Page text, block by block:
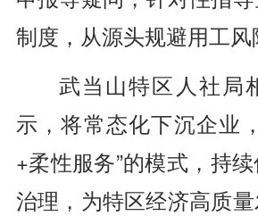
制度，从源头规避用工风
武当山特区人社局
示，将常态化下沉企业
+柔性服务”的模式，持
治理，为特区经济高质